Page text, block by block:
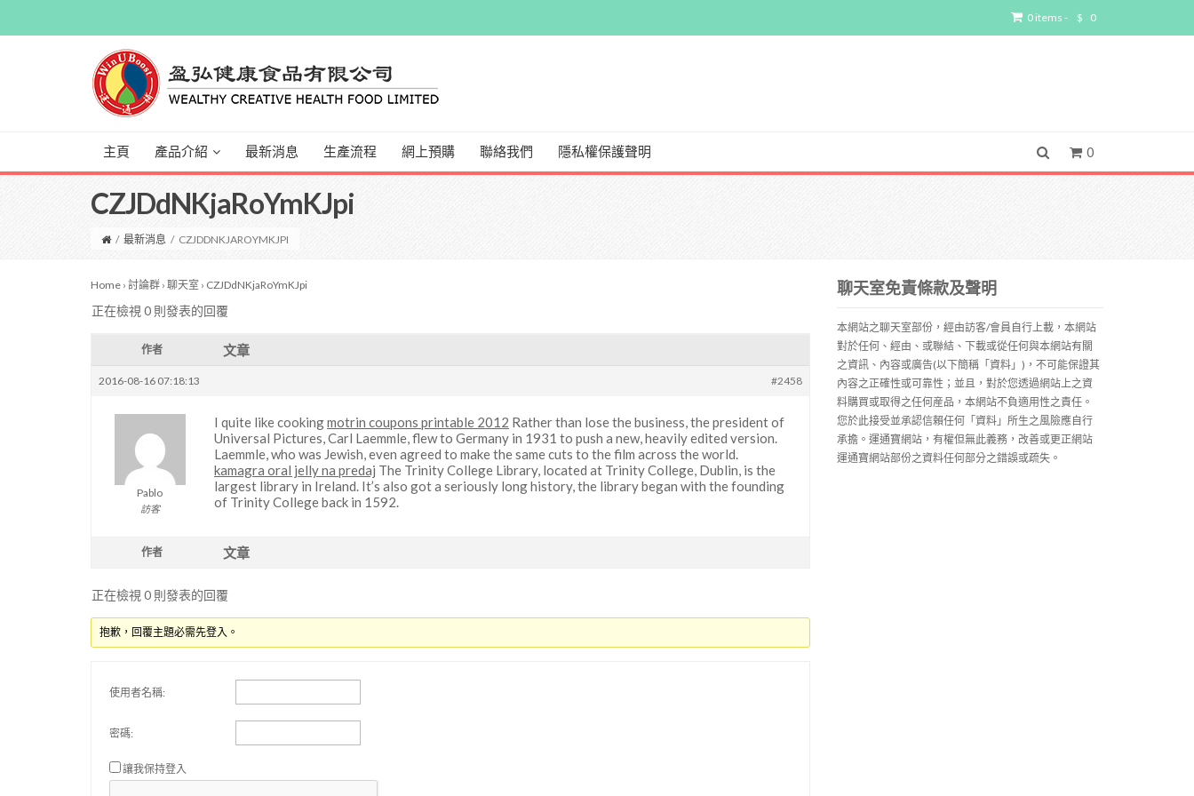
0 items - $ 0
主頁 產品介紹 最新消息 生產流程 網上預購 聯絡我們 隱私權保護聲明 0
CZJDdNKjaRoYmKJpi
/ 最新消息 / CZJDDNKJAROYMKJPI
Home › 討論群 › 聊天室 › CZJDdNKjaRoYmKJpi
正在檢視 0 則發表的回覆
作者 文章
2016-08-16 07:18:13 #2458
Pablo
訪客
I quite like cookingmotrin coupons printable 2012 Rather than lose the business, the president of
Universal Pictures, Carl Laemmle, flew to Germany in 1931 to push a new, heavily edited version.
Laemmle, who was Jewish, even agreed to make the same cuts to the film across the world.
kamagra oral jelly na predaj The Trinity College Library, located at Trinity College, Dublin, is the
largest library in Ireland. It’s also got a seriously long history, the library began with the founding
of Trinity College back in 1592.
作者 文章
正在檢視 0 則發表的回覆
抱歉，回覆主題必需先登入。
使用者名稱:
密碼:
讓我保持登入
聊天室免責條款及聲明
本網站之聊天室部份，經由訪客/會員自行上載，本網站
對於任何、經由、或聯結、下載或從任何與本網站有關
之資訊、內容或廣告(以下簡稱「資料」)，不可能保證其
內容之正確性或可靠性；並且，對於您透過網站上之資
料購買或取得之任何産品，本網站不負適用性之責任。
您於此接受並承認信賴任何「資料」所生之風險應自行
承擔。運通寶網站，有權但無此義務，改善或更正網站
運通寶網站部份之資料任何部分之錯誤或疏失。